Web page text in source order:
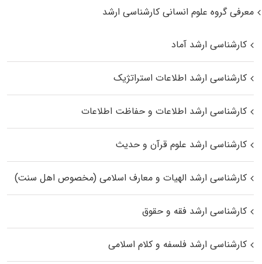
معرفی گروه علوم انسانی کارشناسی ارشد
کارشناسی ارشد آماد
کارشناسی ارشد اطلاعات استراتژیک
کارشناسی ارشد اطلاعات و حفاظت اطلاعات
کارشناسی ارشد علوم قرآن و حدیث
کارشناسی ارشد الهیات و معارف اسلامی (مخصوص اهل سنت)
کارشناسی ارشد فقه و حقوق
کارشناسی ارشد فلسفه و کلام اسلامی